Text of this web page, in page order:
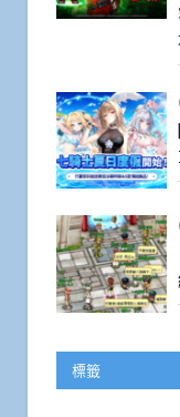
標籤